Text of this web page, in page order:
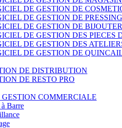
DE GESTION DE
DE GESTION DE PRESSING
DE GESTION DE
DE GESTION DES PIECES
DE GESTION DES
DE GESTION DE
DE DISTRIBUTION
DE RESTO PRO
COMMERCIALE
Barre